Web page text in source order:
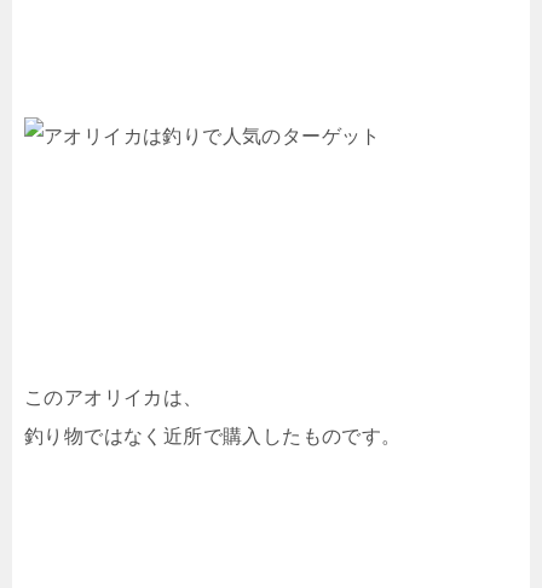
このアオリイカは、
釣り物ではなく近所で購入したものです。